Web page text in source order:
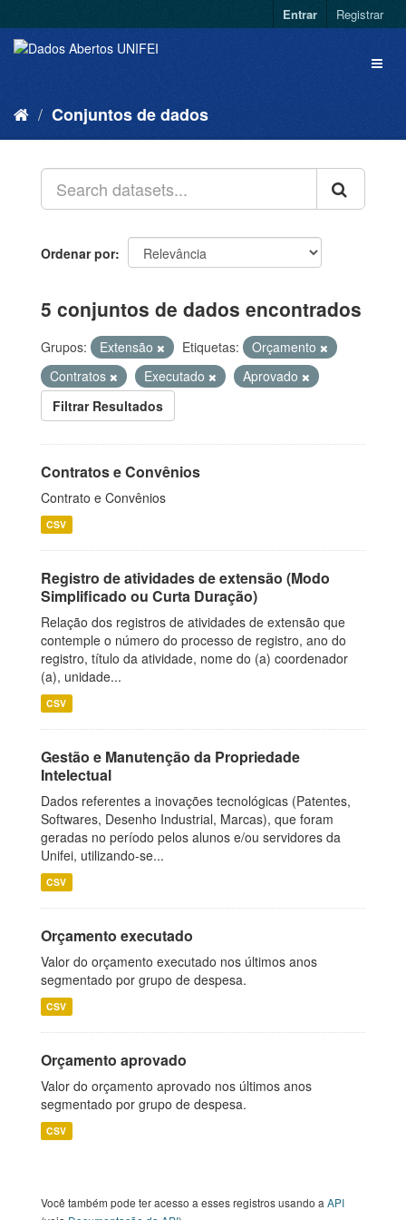
Entrar Registrar
Conjuntos de dados
Ordenar por
5 conjuntos de dados encontrados
Grupos: Extensão Etiquetas:
Orçamento
Contratos
Executado
Aprovado
Filtrar Resultados
Contratos e Convênios
Contrato e Convênios
CSV
Registro de atividades de extensão (Modo
Simplificado ou Curta Duração)
Relação dos registros de atividades de extensão que
contemple o número do processo de registro, ano do
registro, título da atividade, nome do (a) coordenador
(a), unidade...
CSV
Gestão e Manutenção da Propriedade
Intelectual
Dados referentes a inovações tecnológicas (Patentes,
Softwares, Desenho Industrial, Marcas), que foram
geradas no período pelos alunos e/ou servidores da
Unifei, utilizando-se...
CSV
Orçamento executado
Valor do orçamento executado nos últimos anos
segmentado por grupo de despesa.
CSV
Orçamento aprovado
Valor do orçamento aprovado nos últimos anos
segmentado por grupo de despesa.
CSV
Você também pode ter acesso a esses registros usando a API